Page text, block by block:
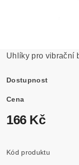
Uhlíky pro vibrační
Dostupnost
Cena
166 Kč
Kód produktu